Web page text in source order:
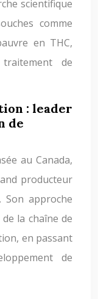
scientifique
comme
en THC,
de
: leader
de
au Canada,
producteur
Son approche
la chaîne de
en passant
de